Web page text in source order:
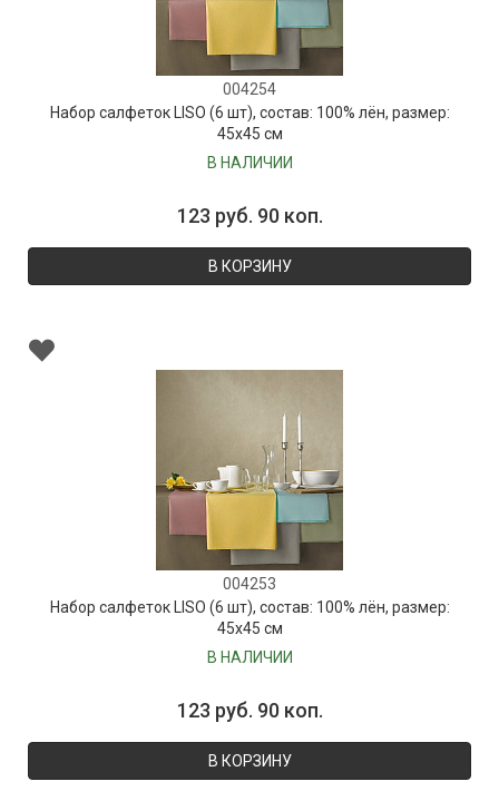
004254
Набор салфеток LISO (6 шт), состав: 100% лён, размер:
45х45 см
В НАЛИЧИИ
123 руб. 90 коп.
В КОРЗИНУ
004253
Набор салфеток LISO (6 шт), состав: 100% лён, размер:
45х45 см
В НАЛИЧИИ
123 руб. 90 коп.
В КОРЗИНУ